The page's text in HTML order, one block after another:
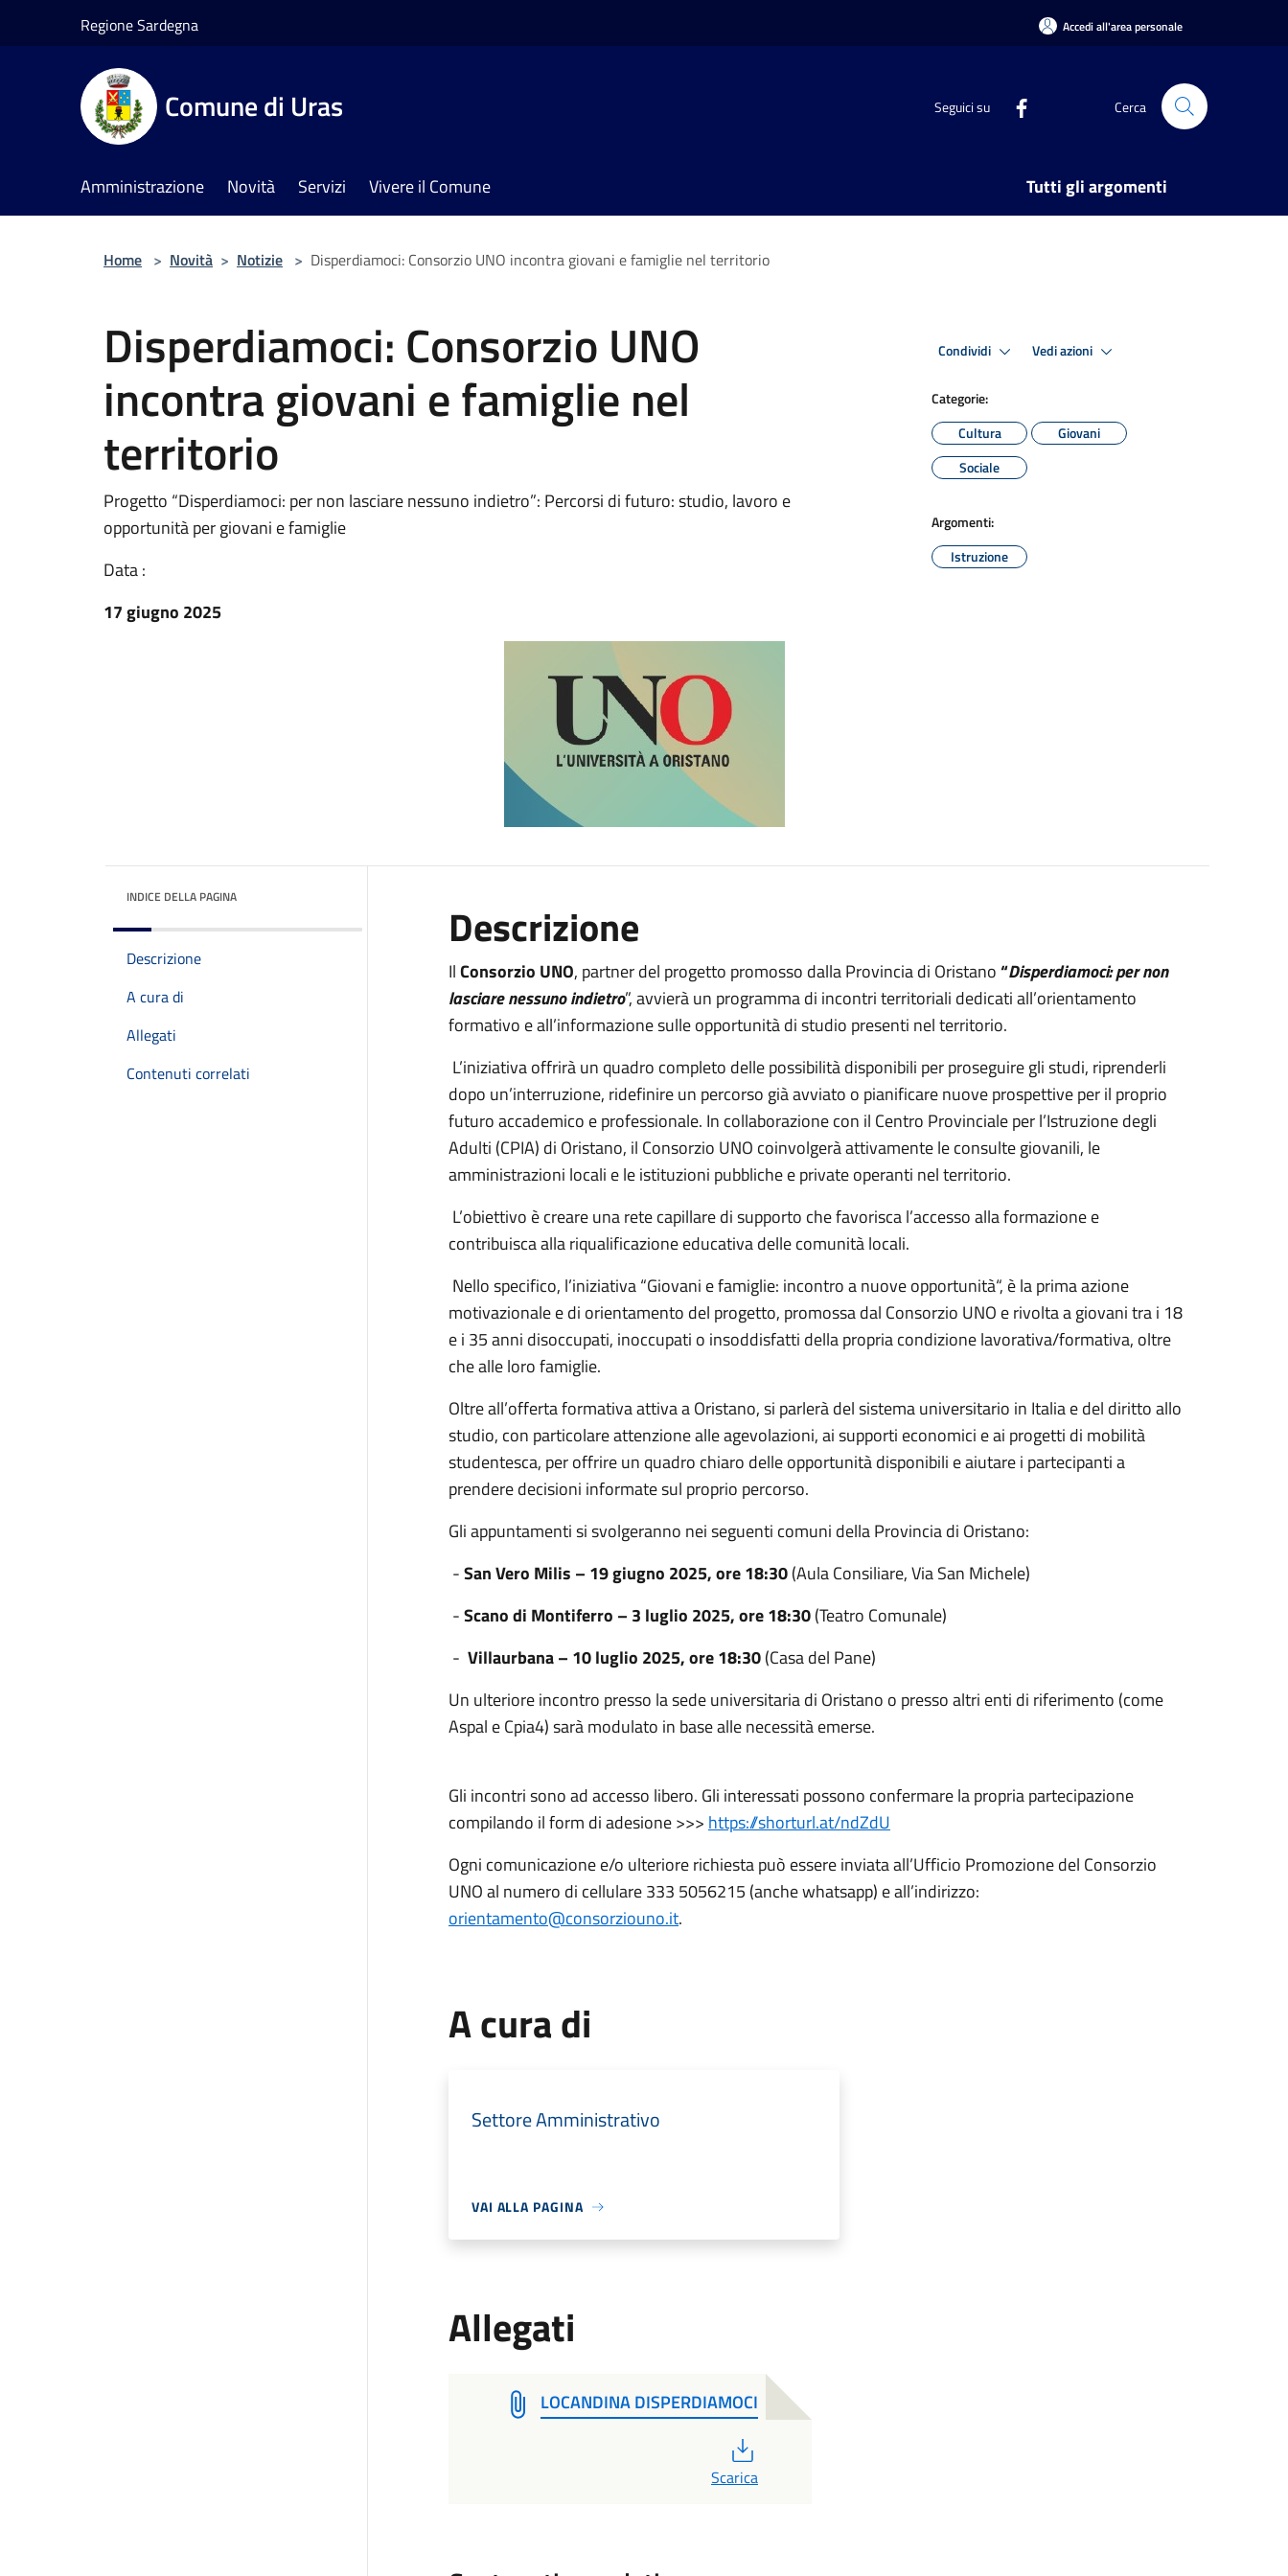
Regione Sardegna Accedi all'area personale
Comune di Uras Seguici su Cerca
Amministrazione Novità Servizi Vivere il Comune Tutti gli argomenti
Home > Novità > Notizie > Disperdiamoci: Consorzio UNO incontra giovani e famiglie nel territorio
Disperdiamoci: Consorzio UNO
incontra giovani e famiglie nel
territorio
Progetto “Disperdiamoci: per non lasciare nessuno indietro”: Percorsi di futuro: studio, lavoro e
opportunità per giovani e famiglie
Data :
17 giugno 2025
Condividi Vedi azioni
Categorie:
Cultura
Giovani
Sociale
Argomenti:
Istruzione
INDICE DELLA PAGINA
Descrizione
A cura di
Allegati
Contenuti correlati
Descrizione
IlConsorzio UNO, partner del progetto promosso dalla Provincia di Oristano“Disperdiamoci: per non
lasciare nessuno indietro”, avvierà un programma di incontri territoriali dedicati all’orientamento
formativo e all’informazione sulle opportunità di studio presenti nel territorio.
L’iniziativa offrirà un quadro completo delle possibilità disponibili per proseguire gli studi, riprenderli
dopo un’interruzione, ridefinire un percorso già avviato o pianificare nuove prospettive per il proprio
futuro accademico e professionale. In collaborazione con il Centro Provinciale per l’Istruzione degli
Adulti (CPIA) di Oristano, il Consorzio UNO coinvolgerà attivamente le consulte giovanili, le
amministrazioni locali e le istituzioni pubbliche e private operanti nel territorio.
L’obiettivo è creare una rete capillare di supporto che favorisca l’accesso alla formazione e
contribuisca alla riqualificazione educativa delle comunità locali.
Nello specifico, l’iniziativa “Giovani e famiglie: incontro a nuove opportunità“, è la prima azione
motivazionale e di orientamento del progetto, promossa dal Consorzio UNO e rivolta a giovani tra i 18
e i 35 anni disoccupati, inoccupati o insoddisfatti della propria condizione lavorativa/formativa, oltre
che alle loro famiglie.
Oltre all’offerta formativa attiva a Oristano, si parlerà del sistema universitario in Italia e del diritto allo
studio, con particolare attenzione alle agevolazioni, ai supporti economici e ai progetti di mobilità
studentesca, per offrire un quadro chiaro delle opportunità disponibili e aiutare i partecipanti a
prendere decisioni informate sul proprio percorso.
Gli appuntamenti si svolgeranno nei seguenti comuni della Provincia di Oristano:
-San Vero Milis – 19 giugno 2025, ore 18:30(Aula Consiliare, Via San Michele)
-Scano di Montiferro – 3 luglio 2025, ore 18:30(Teatro Comunale)
- Villaurbana – 10 luglio 2025, ore 18:30(Casa del Pane)
Un ulteriore incontro presso la sede universitaria di Oristano o presso altri enti di riferimento (come
Aspal e Cpia4) sarà modulato in base alle necessità emerse.
Gli incontri sono ad accesso libero. Gli interessati possono confermare la propria partecipazione
compilando il form di adesione >>> https://shorturl.at/ndZdU
Ogni comunicazione e/o ulteriore richiesta può essere inviata all’Ufficio Promozione del Consorzio
UNO al numero di cellulare 333 5056215 (anche whatsapp) e all’indirizzo:
orientamento@consorziouno.it.
A cura di
Settore Amministrativo
VAI ALLA PAGINA
Allegati
LOCANDINA DISPERDIAMOCI
Scarica